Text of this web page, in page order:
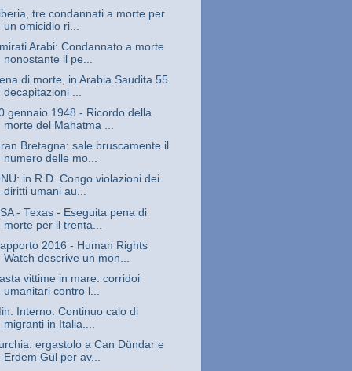
tre condannati a morte per
un omicidio ri...
Arabi: Condannato a morte
nonostante il pe...
di morte, in Arabia Saudita 55
decapitazioni ...
gennaio 1948 - Ricordo della
morte del Mahatma ...
Bretagna: sale bruscamente il
numero delle mo...
in R.D. Congo violazioni dei
diritti umani au...
- Texas - Eseguita pena di
morte per il trenta...
2016 - Human Rights
Watch descrive un mon...
vittime in mare: corridoi
umanitari contro l...
Interno: Continuo calo di
migranti in Italia....
ergastolo a Can Dündar e
Erdem Gül per av...